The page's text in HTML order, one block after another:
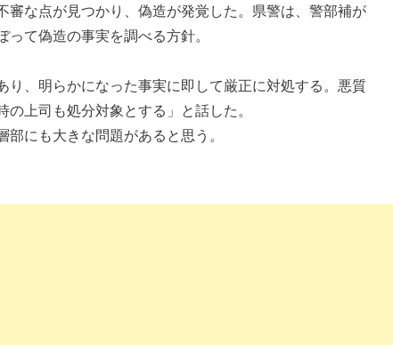
審な点が見つかり、偽造が発覚した。県警は、警部補が
て偽造の事実を調べる方針。
、明らかになった事実に即して厳正に対処する。悪質
上司も処分対象とする」と話した。
にも大きな問題があると思う。